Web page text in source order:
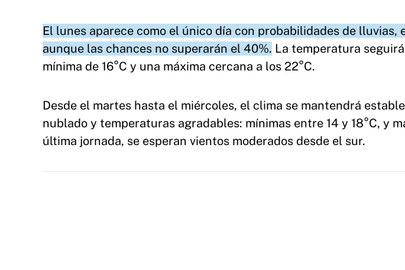
El lunes aparece como el único día con probabilidades de lluvias,
aunque las chances no superarán el 40%. La temperatura
mínima de 16°C y una máxima cercana a los 22°C.
Desde el martes hasta el miércoles, el clima se mantendrá
nublado y temperaturas agradables: mínimas entre 14 y 18°C, y
última jornada, se esperan vientos moderados desde el sur.